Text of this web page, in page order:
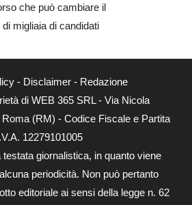
che può cambiare il
di migliaia di candidati
- Disclaimer - Redazione
di WEB 365 SRL - Via Nicola
(RM) - Codice Fiscale e Partita
12279101005
giornalistica, in quanto viene
periodicità. Non può pertanto
editoriale ai sensi della legge n. 62